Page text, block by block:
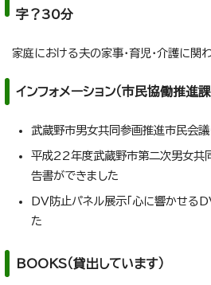
字？30分
家庭における夫の家事・育児・介護に関
インフォメーション（市民協働推進
武蔵野市男女共同参画推進市民会議
平成22年度武蔵野市第二次男女共
告書ができました
DV防止パネル展示「心に響かせる
た
BOOKS（貸出しています）